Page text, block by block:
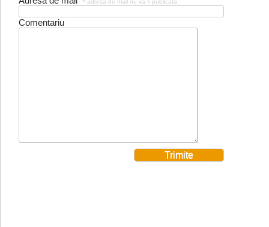
* adresa de mail nu va fi publicata
Comentariu